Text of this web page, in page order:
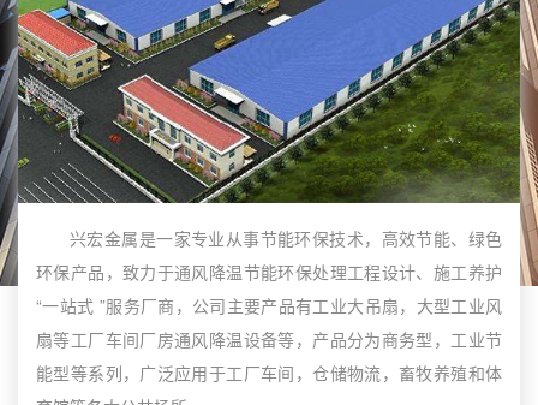
兴宏金属是一家专业从事节能环保技术，高效节能、绿色
环保产品，致力于通风降温节能环保处理工程设计、施工养护
“一站式 ”服务厂商，公司主要产品有工业大吊扇，大型工业风
扇等工厂车间厂房通风降温设备等，产品分为商务型，工业节
能型等系列，广泛应用于工厂车间，仓储物流，畜牧养殖和体